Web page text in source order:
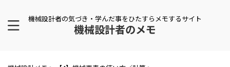
機械設計者の気づき・学んだ事をひたすらメモするサイト
機械設計者のメモ